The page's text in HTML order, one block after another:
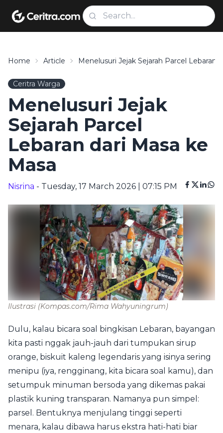
Home Article Menelusuri Jejak Sejarah Parcel Lebaran
Ceritra Warga
Menelusuri Jejak
Sejarah Parcel
Lebaran dari Masa ke
Masa
Nisrina - Tuesday, 17 March 2026 | 07:15 PM
Ilustrasi (Kompas.com/Rima Wahyuningrum)
Dulu, kalau bicara soal bingkisan Lebaran, bayangan
kita pasti nggak jauh-jauh dari tumpukan sirup
orange, biskuit kaleng legendaris yang isinya sering
menipu (iya, rengginang, kita bicara soal kamu), dan
setumpuk minuman bersoda yang dikemas pakai
plastik kuning transparan. Namanya pun simpel:
parsel. Bentuknya menjulang tinggi seperti
menara, kalau dibawa harus ekstra hati-hati biar